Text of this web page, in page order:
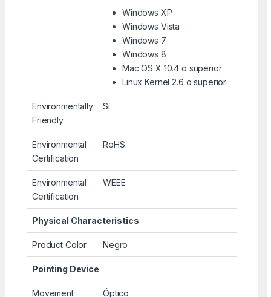
Windows XP
Windows Vista
Windows 7
Windows 8
Mac OS X 10.4 o superior
Linux Kernel 2.6 o superior
Environmentally
Friendly
Sí
Environmental
Certification
RoHS
Environmental
Certification
WEEE
Physical Characteristics
Product Color Negro
Pointing Device
Movement
Óptico